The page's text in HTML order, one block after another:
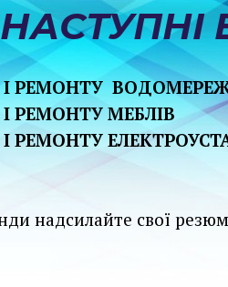
І РЕМОНТУ
РЕМОНТУ МЕБЛІВ
РЕМОНТУ
надсилайте свої